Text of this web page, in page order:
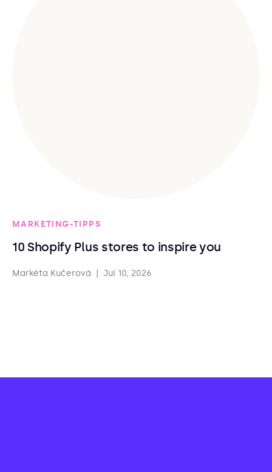
MARKETING-TIPPS
10 Shopify Plus stores to inspire you
Markéta Kučerová Jul 10, 2026